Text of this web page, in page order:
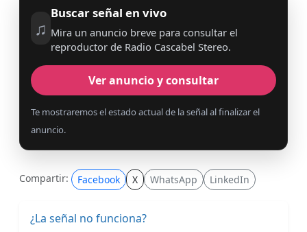
♫
Buscar señal en vivo
Mira un anuncio breve para consultar el
reproductor de Radio Cascabel Stereo.
Ver anuncio y consultar
Te mostraremos el estado actual de la señal al finalizar el
anuncio.
Compartir: Facebook X WhatsApp LinkedIn
¿La señal no funciona?